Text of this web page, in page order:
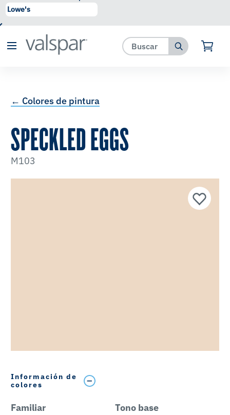
se ha agregado a favoritos.
← Colores de pintura
SPECKLED EGGS
M103
Información de
colores
Familiar
Tono base